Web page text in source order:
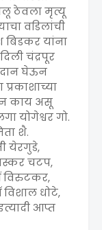
ठेवला मृत्यू
वडिलांची
यांना
चंद्रपूर
घेऊन
काय असू
योगेश्वर गो.
शै.
येरगुडे,
चटप,
विरुटकर,
विशाल धोटे,
आप्त